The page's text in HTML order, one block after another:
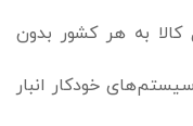
کالا به هر کشور بدون
خودکار انبار